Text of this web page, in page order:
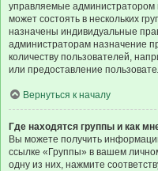
управляемые
может состоять в нескольких
назначены индивидуальные
администраторам назначение
количеству пользователей,
или предоставление
Вернуться к началу
Где находятся группы и как
Вы можете получить
ссылке «Группы» в вашем
одну из них, нажмите